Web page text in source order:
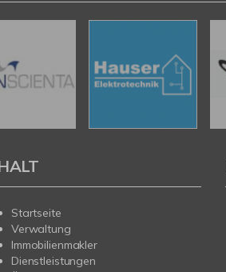
Startseite
Verwaltung
Immobilienmakler
Dienstleistungen